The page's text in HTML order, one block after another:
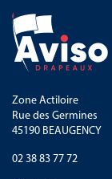
Zone Actiloire
Rue des Germines
45190 BEAUGENCY
02 38 83 77 72